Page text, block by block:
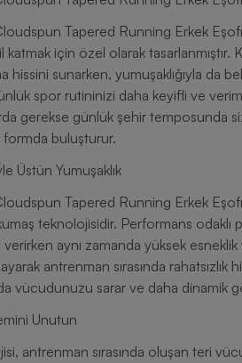
Tapered Running Erkek
için özel olarak tasarlanmıştır.
hissini sunarken, yumuşaklığıyla da
spor rutininizi daha keyifli ve
gerekse günlük şehir temposunda
buluşturur.
Üstün Yumuşaklık
Tapered Running Erkek
teknolojisidir. Performans odaklı
aynı zamanda yüksek
antrenman sırasında rahatsızlık
vücudunuzu sarar ve daha dinamik
Unutun
antrenman sırasında oluşan teri